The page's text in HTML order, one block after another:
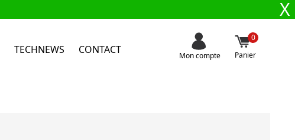
X
TECHNEWS CONTACT Mon compte
0
Panier